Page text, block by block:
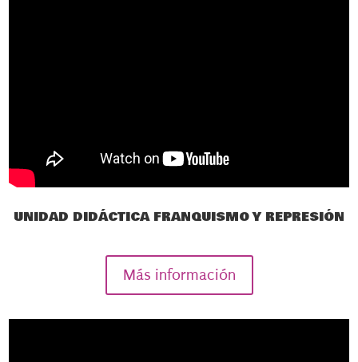
UNIDAD DIDÁCTICA FRANQUISMO Y REPRESIÓN
Más información